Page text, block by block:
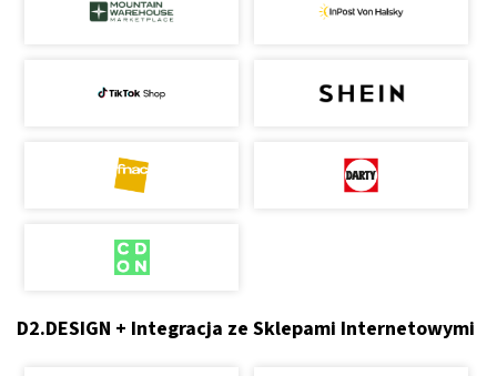
D2.DESIGN + Integracja ze Sklepami Internetowymi